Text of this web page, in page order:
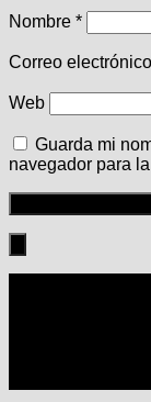
Nombre *
Correo electrónico
Web
Guarda mi
navegador para